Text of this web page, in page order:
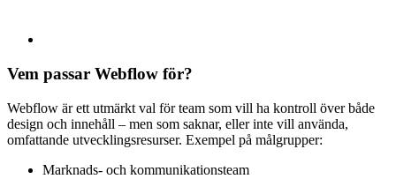
Vem passar Webflow för?
Webflow är ett utmärkt val för team som vill ha kontroll över både
design och innehåll – men som saknar, eller inte vill använda,
omfattande utvecklingsresurser. Exempel på målgrupper:
Marknads- och kommunikationsteam